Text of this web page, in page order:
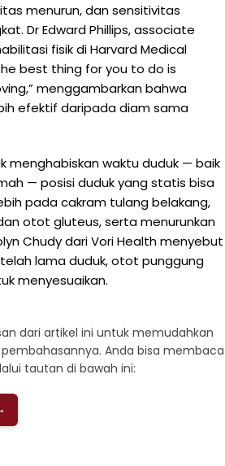
menurun, dan sensitivitas
Dr Edward Phillips, associate
fisik di Harvard Medical
best thing for you to do is
menggambarkan bahwa
efektif daripada diam sama
menghabiskan waktu duduk — baik
— posisi duduk yang statis bisa
pada cakram tulang belakang,
otot gluteus, serta menurunkan
Chudy dari Vori Health menyebut
lama duduk, otot punggung
menyesuaikan.
dari artikel ini untuk memudahkan
Anda bisa membaca
tautan di bawah ini: